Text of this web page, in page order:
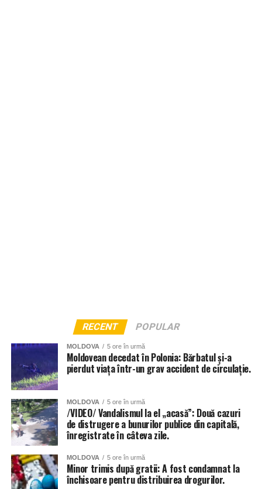
RECENT POPULAR
MOLDOVA 5 ore în urmă
Moldovean decedat în Polonia: Bărbatul și-a
pierdut viața într-un grav accident de circulație.
MOLDOVA 5 ore în urmă
/VIDEO/ Vandalismul la el „acasă”: Două cazuri
de distrugere a bunurilor publice din capitală,
înregistrate în câteva zile.
MOLDOVA 5 ore în urmă
Minor trimis după gratii: A fost condamnat la
închisoare pentru distribuirea drogurilor.